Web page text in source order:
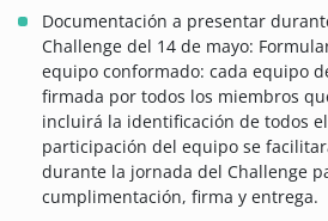
Documentación a presentar
Challenge del 14 de mayo:
equipo conformado: cada equipo
firmada por todos los miembros
incluirá la identificación de todos
participación del equipo se
durante la jornada del Challenge
cumplimentación, firma y entrega.